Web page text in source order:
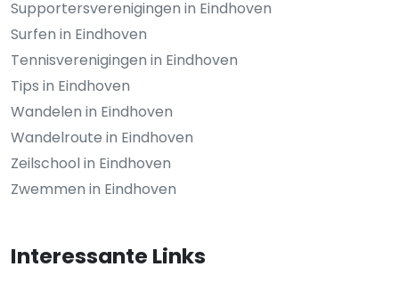
Supportersverenigingen in Eindhoven
Surfen in Eindhoven
Tennisverenigingen in Eindhoven
Tips in Eindhoven
Wandelen in Eindhoven
Wandelroute in Eindhoven
Zeilschool in Eindhoven
Zwemmen in Eindhoven
Interessante Links